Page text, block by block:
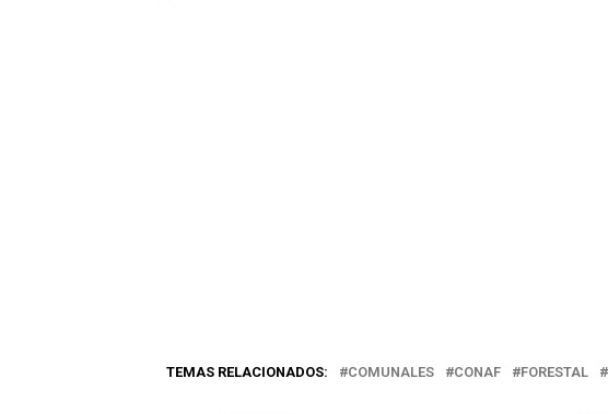
TEMAS RELACIONADOS: COMUNALES CONAF FORESTAL